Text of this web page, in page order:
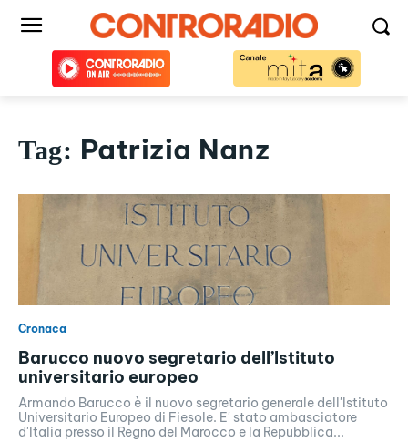
Tag: Patrizia Nanz
Cronaca
Barucco nuovo segretario dell’Istituto
universitario europeo
Armando Barucco è il nuovo segretario generale dell'Istituto
Universitario Europeo di Fiesole. E' stato ambasciatore
d'Italia presso il Regno del Marocco e la Repubblica...